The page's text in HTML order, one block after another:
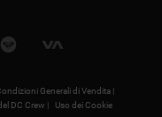
Generali di Vendita |
DC Crew |
Uso dei Cookie